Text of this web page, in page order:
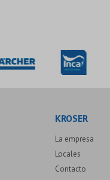
KROSER
La empresa
Locales
Contacto